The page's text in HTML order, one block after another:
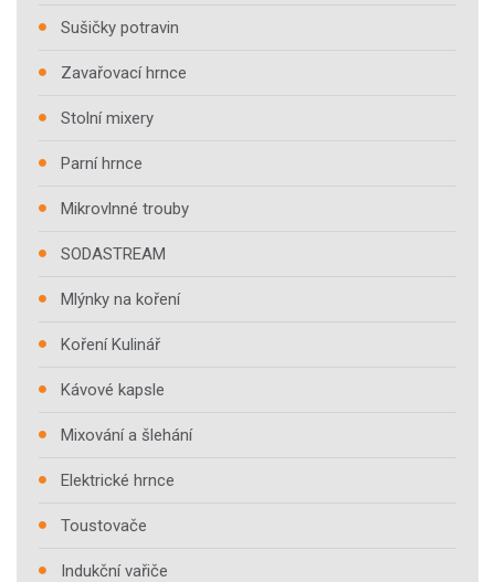
Sušičky potravin
Zavařovací hrnce
Stolní mixery
Parní hrnce
Mikrovlnné trouby
SODASTREAM
Mlýnky na koření
Koření Kulinář
Kávové kapsle
Mixování a šlehání
Elektrické hrnce
Toustovače
Indukční vařiče